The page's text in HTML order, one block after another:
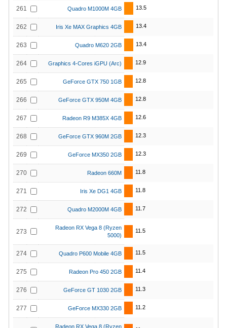
261 Quadro M1000M 4GB 13.5
262 Iris Xe MAX Graphics 4GB 13.4
263 Quadro M620 2GB 13.4
264 Graphics 4-Cores iGPU (Arc) 12.9
265 GeForce GTX 750 1GB 12.8
266 GeForce GTX 950M 4GB 12.8
267 Radeon R9 M385X 4GB 12.6
268 GeForce GTX 960M 2GB 12.3
269 GeForce MX350 2GB 12.3
270 Radeon 660M 11.8
271 Iris Xe DG1 4GB 11.8
272 Quadro M2000M 4GB 11.7
273
Radeon RX Vega 8 (Ryzen
5000)
11.5
274 Quadro P600 Mobile 4GB 11.5
275 Radeon Pro 450 2GB 11.4
276 GeForce GT 1030 2GB 11.3
277 GeForce MX330 2GB 11.2
Radeon RX Vega 8 (Ryzen